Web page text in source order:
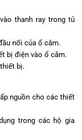
thanh ray trong tủ
nối của ổ cắm.
bị điện vào ổ cắm.
bị.
nguồn cho các thiết
trong các hộ gia